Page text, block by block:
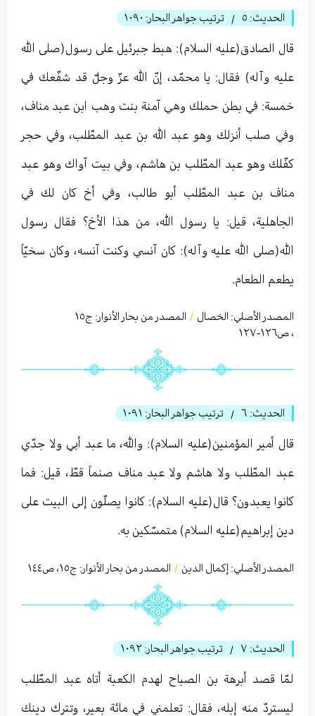
الحديث: ٥ / ترتيب جواهر البحار: ١٠٩٠
قال الصادق(عليه السلام): هبط جبرئيل على رسول(صلى الله
عليه وآله) فقال: يا محمّد، إنّ الله عزّ وجلّ قد شفّعك في
خمسة: في بطن حملك وهي آمنة بنت وهب ابن عبد مناف،
وفي صلب أنزلك وهو عبد الله بن عبد المطّلب، وفي حجر
كفّلك وهو عبد المطّلب بن هاشم، وفي بيت آواك وهو عبد
مناف بن عبد المطّلب أبو طالب، وفي أخ كان لك في
الجاهلية، قيل: يا رسول الله، من هذا الأخ؟ فقال رسول
الله(صلى الله عليه وآله): كان آنسي وكنت آنسه، وكان سخيّاً
يطعم الطعام.
المصدر الأصلي: الخصال / المصدر من بحار الأنوار: ج١٥
، ص١٢٦-١٢٧
الحديث: ٦ / ترتيب جواهر البحار: ١٠٩١
قال أمير المؤمنين(عليه السلام): والله، ما عبد أبي ولا جدّي
عبد المطّلب ولا هاشم ولا عبد مناف صنماً قطّ، قيل: فما
كانوا يعبدون؟ قال(عليه السلام): كانوا يصلّون إلى البيت على
دين إبراهيم(عليه السلام) متمسّكين به.
المصدر الأصلي: إكمال الدين / المصدر من بحار الأنوار: ج١٥، ص١٤٤
الحديث: ٧ / ترتيب جواهر البحار: ١٠٩٢
لمّا قصد أبرهة بن الصباح لهدم الكعبة أتاه عبد المطّلب
ليستردّ منه إبله، فقال: تعلمني في مائة بعير، وتترك دينك